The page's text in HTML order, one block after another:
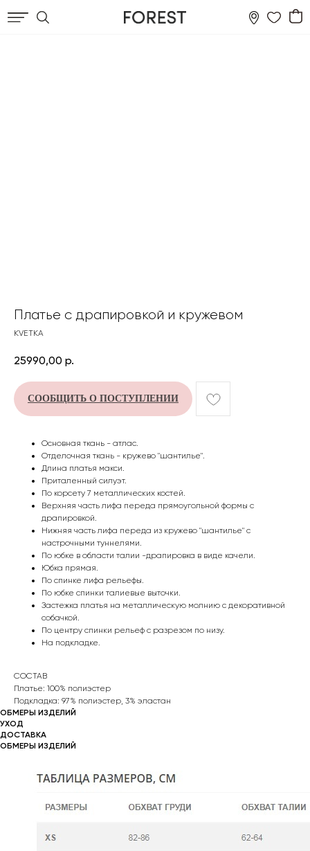
Платье с драпировкой и кружевом
KVETKA
25990,00 р.
СООБЩИТЬ О ПОСТУПЛЕНИИ
Основная ткань - атлас.
Отделочная ткань - кружево "шантилье".
Длина платья макси.
Приталенный силуэт.
По корсету 7 металлических костей.
Верхняя часть лифа переда прямоугольной формы с
драпировкой.
Нижняя часть лифа переда из кружево "шантилье" с
настрочными туннелями.
По юбке в области талии -драпировка в виде качели.
Юбка прямая.
По спинке лифа рельефы.
По юбке спинки талиевые выточки.
Застежка платья на металлическую молнию с декоративной
собачкой.
По центру спинки рельеф с разрезом по низу.
На подкладке.
СОСТАВ
Платье: 100% полиэстер
Подкладка: 97% полиэстер, 3% эластан
ОБМЕРЫ ИЗДЕЛИЙ
УХОД
ДОСТАВКА
ОБМЕРЫ ИЗДЕЛИЙ